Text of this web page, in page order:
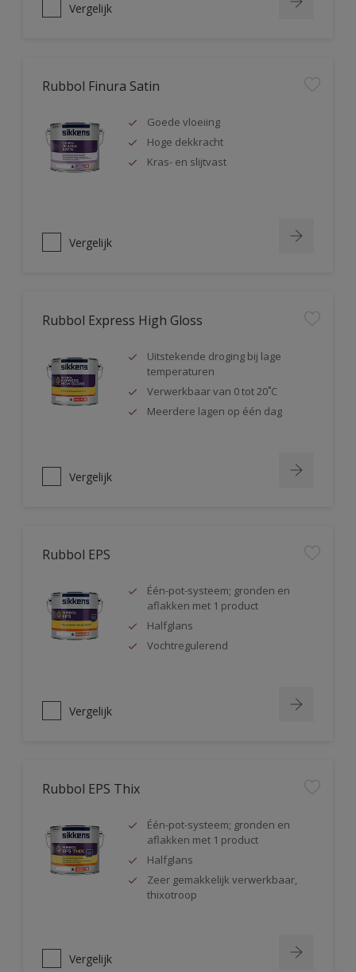
Vergelijk
Rubbol Finura Satin
Goede vloeiing
Hoge dekkracht
Kras- en slijtvast
Vergelijk
Rubbol Express High Gloss
Uitstekende droging bij lage
temperaturen
Verwerkbaar van 0 tot 20˚C
Meerdere lagen op één dag
Vergelijk
Rubbol EPS
Één-pot-systeem; gronden en
aflakken met 1 product
Halfglans
Vochtregulerend
Vergelijk
Rubbol EPS Thix
Één-pot-systeem; gronden en
aflakken met 1 product
Halfglans
Zeer gemakkelijk verwerkbaar,
thixotroop
Vergelijk